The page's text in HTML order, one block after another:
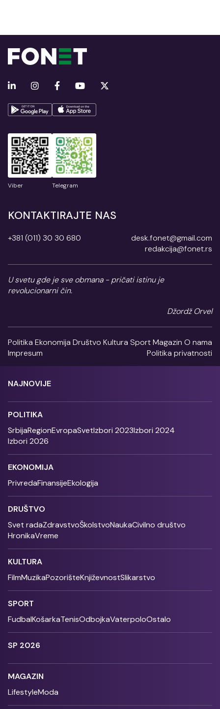
Viber Telegram
KONTAKTIRAJTE NAS
+381 (011) 30 30 680
desk.fonet@gmail.com
redakcija@fonet.rs
U svetu gde je sve obmana - pričati istinu je
revolucionarni čin.
Džordž Orvel
Politika Ekonomija Društvo Kultura SportMagazin O nama
Impresum
Politika privatnosti
NAJNOVIJE
POLITIKA
SrbijaRegionEvropaSvetIzbori 2023Izbori 2024
Izbori 2026
EKONOMIJA
PrivredaFinansijeEkologija
DRUŠTVO
Svet radaZdravstvoŠkolstvoNaukaCivilno društvo
HronikaVreme
KULTURA
FilmMuzikaPozorišteKnjiževnostSlikarstvo
SPORT
FudbalKošarkaTenisOdbojkaVaterpoloOstalo
SP 2026
MAGAZIN
LifestyleModa